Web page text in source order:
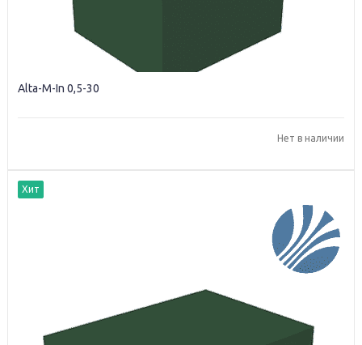
Alta-M-In 0,5-30
Нет в наличии
Хит